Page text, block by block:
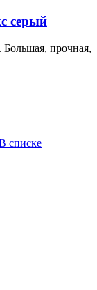
серый
Большая, прочная,
списке